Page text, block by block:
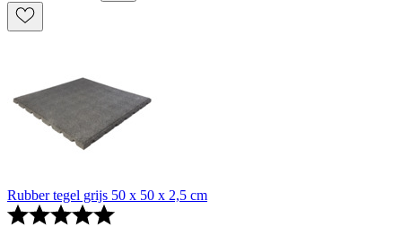
Rubber tegel grijs 50 x 50 x 2,5 cm